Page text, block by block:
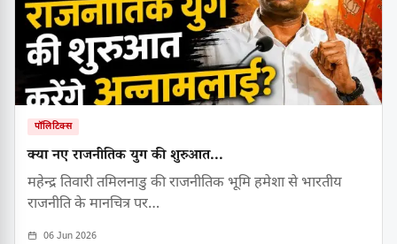
पॉलिटिक्स
क्या नए राजनीतिक युग की शुरुआत...
महेन्द्र तिवारी तमिलनाडु की राजनीतिक भूमि हमेशा से भारतीय
राजनीति के मानचित्र पर…
06 Jun 2026